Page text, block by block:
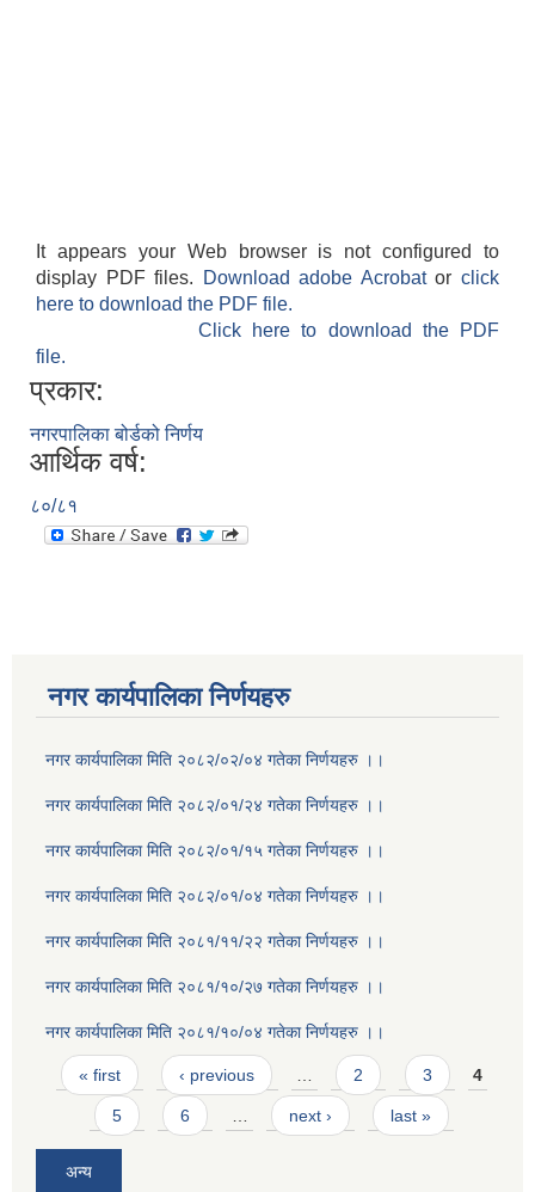
It appears your Web browser is not configured to
display PDF files.
Download adobe Acrobatorclick
here to download the PDF file.
Click here to download the PDF
file.
प्रकार:
नगरपालिका बोर्डको निर्णय
आर्थिक वर्ष:
८०/८१
नगर कार्यपालिका निर्णयहरु
नगर कार्यपालिका मिति २०८२/०२/०४ गतेका निर्णयहरु ।।
नगर कार्यपालिका मिति २०८२/०१/२४ गतेका निर्णयहरु ।।
नगर कार्यपालिका मिति २०८२/०१/१५ गतेका निर्णयहरु ।।
नगर कार्यपालिका मिति २०८२/०१/०४ गतेका निर्णयहरु ।।
नगर कार्यपालिका मिति २०८१/११/२२ गतेका निर्णयहरु ।।
नगर कार्यपालिका मिति २०८१/१०/२७ गतेका निर्णयहरु ।।
नगर कार्यपालिका मिति २०८१/१०/०४ गतेका निर्णयहरु ।।
Pages
« first ‹ previous … 2 3 4
5 6 … next › last »
अन्य